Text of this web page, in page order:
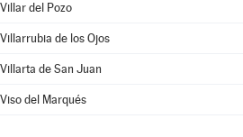
Villar del Pozo
Villarrubia de los Ojos
Villarta de San Juan
Viso del Marqués